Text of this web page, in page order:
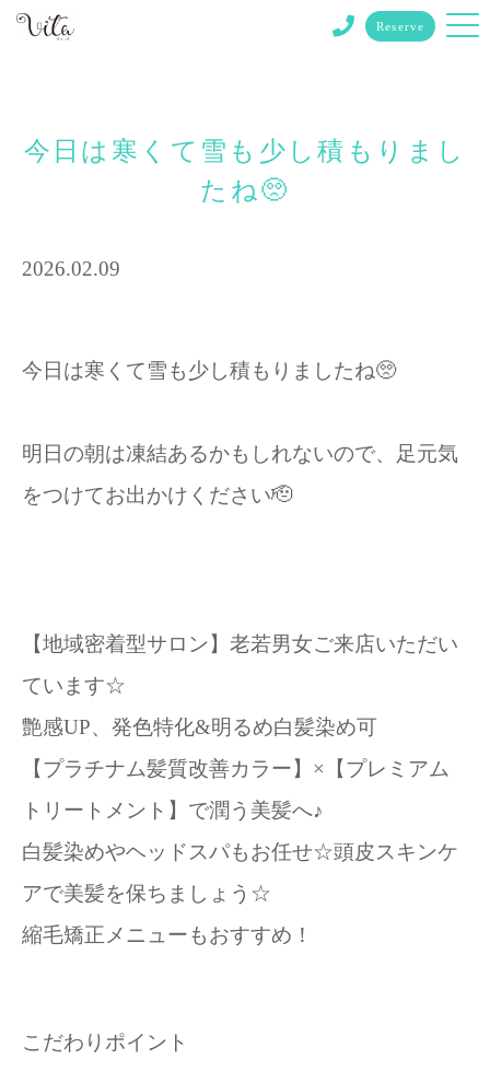
Reserve
今日は寒くて雪も少し積もりまし
たね🥺
2026.02.09
今日は寒くて雪も少し積もりましたね🥺
明日の朝は凍結あるかもしれないので、足元気
をつけてお出かけください🫡
【地域密着型サロン】老若男女ご来店いただい
ています☆
艶感UP、発色特化&明るめ白髪染め可
【プラチナム髪質改善カラー】×【プレミアム
トリートメント】で潤う美髪へ♪
白髪染めやヘッドスパもお任せ☆頭皮スキンケ
アで美髪を保ちましょう☆
縮毛矯正メニューもおすすめ！
こだわりポイント